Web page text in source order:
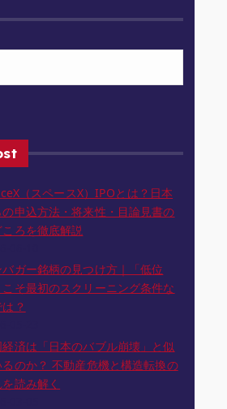
（スペースX）IPOとは？日本
申込方法・将来性・目論見書の
ころを徹底解説
バガー銘柄の見つけ方｜「低位
そ最初のスクリーニング条件な
？
済は「日本のバブル崩壊」と似
るのか？ 不動産危機と構造転換の
読み解く